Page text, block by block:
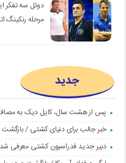
دوئل سه تفکر
مرحله رنکینگ
جدید
پس از هشت سال، کایل دیک به
خبر جالب برای دنیای کشتی /
دبیر جدید فدراسیون کشتی معرفی شد